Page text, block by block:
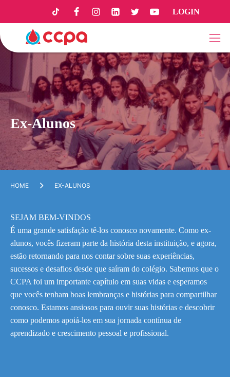
LOGIN
Ex-Alunos
HOME EX-ALUNOS
SEJAM BEM-VINDOS
É uma grande satisfação tê-los conosco novamente. Como ex-
alunos, vocês fizeram parte da história desta instituição, e agora,
estão retornando para nos contar sobre suas experiências,
sucessos e desafios desde que saíram do colégio. Sabemos que o
CCPA foi um importante capítulo em suas vidas e esperamos
que vocês tenham boas lembranças e histórias para compartilhar
conosco. Estamos ansiosos para ouvir suas histórias e descobrir
como podemos apoiá-los em sua jornada contínua de
aprendizado e crescimento pessoal e profissional.